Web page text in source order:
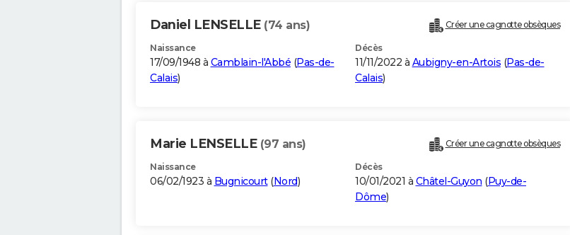
Daniel LENSELLE (74 ans) Créer une cagnotte obsèques
Naissance
17/09/1948 à Camblain-l'Abbé (Pas-de-
Calais)
Décès
11/11/2022 à Aubigny-en-Artois (Pas-de-
Calais)
Marie LENSELLE (97 ans) Créer une cagnotte obsèques
Naissance
06/02/1923 à Bugnicourt(Nord)
Décès
10/01/2021 à Châtel-Guyon (Puy-de-
Dôme)